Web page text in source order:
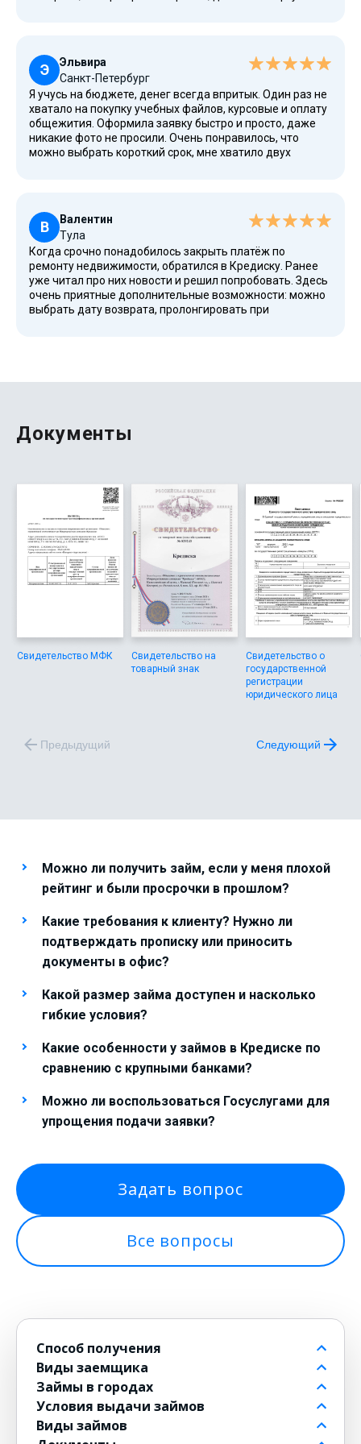
использовать калькулятор на сайте, чтобы сравнить
суммы и сроки. Здесь предлагают займы и выдают их на
нормальных условиях, и это не просто маркетинг. У них
действительно низкое процентное бремя по сравнению
с популярными конкурентами. Буду оформлять снова,
если возникнет необходимость.
Э
Эльвира
Санкт-Петербург
Я учусь на бюджете, денег всегда впритык. Один раз не
хватало на покупку учебных файлов, курсовые и оплату
общежития. Оформила заявку быстро и просто, даже
никакие фото не просили. Очень понравилось, что
можно выбрать короткий срок, мне хватило двух
уровень конфиденциальности, никаких звонков
родственникам или обязательных проверок
работодателя. Это один из самых удобных и честных
сервисов, с которыми я сталкивалась.
В
Валентин
Тула
Когда срочно понадобилось закрыть платёж по
ремонту недвижимости, обратился в Кредиску. Ранее
уже читал про них новости и решил попробовать. Здесь
очень приятные дополнительные возможности: можно
выбрать дату возврата, пролонгировать при
Документы
Свидетельство МФК
Свидетельство на
товарный знак
Свидетельство о
государственной
регистрации
юридического лица
Предыдущий Следующий
Можно ли получить займ, если у меня плохой
рейтинг и были просрочки в прошлом?
Какие требования к клиенту? Нужно ли
подтверждать прописку или приносить
документы в офис?
Какой размер займа доступен и насколько
гибкие условия?
Какие особенности у займов в Кредиске по
сравнению с крупными банками?
Можно ли воспользоваться Госуслугами для
упрощения подачи заявки?
Задать вопрос
Все вопросы
Способ получения
На банковский счет
Через контакт
На карту
на Киви
Виды заемщика
Пенсионерам до 80 лет
Для должников
Безработным
Займы в городах
в Москве
в Санкт-Петербурге
Условия выдачи займов
Бесплатные
Виды займов